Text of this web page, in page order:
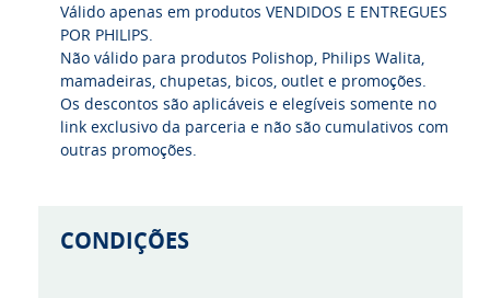
Válido apenas em produtos VENDIDOS E ENTREGUES
POR PHILIPS.
Não válido para produtos Polishop, Philips Walita,
mamadeiras, chupetas, bicos, outlet e promoções.
Os descontos são aplicáveis e elegíveis somente no
link exclusivo da parceria e não são cumulativos com
outras promoções.
CONDIÇÕES